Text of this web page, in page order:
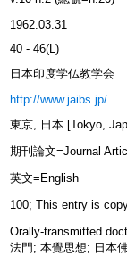
1962.03.31
40 - 46(L)
日本印度学仏教学会
http://www.jaibs.jp/
東京, 日本 [Tokyo,
期刊論文=Journal
英文=English
100; This entry is
Orally-transmitted
法門; 本覺思想; 日本